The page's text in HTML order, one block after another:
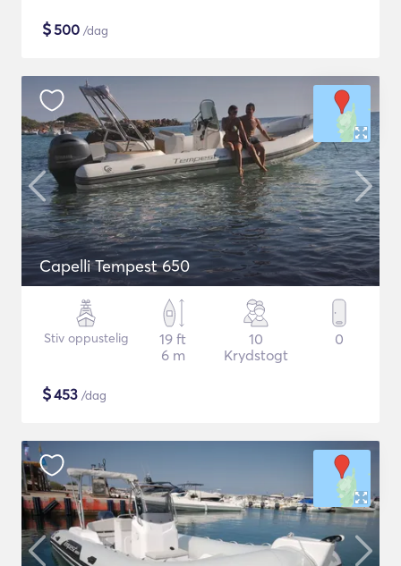
$500 /dag
Capelli Tempest 650
Stiv oppustelig
19 ft
6 m
10
Krydstogt
0
$453 /dag